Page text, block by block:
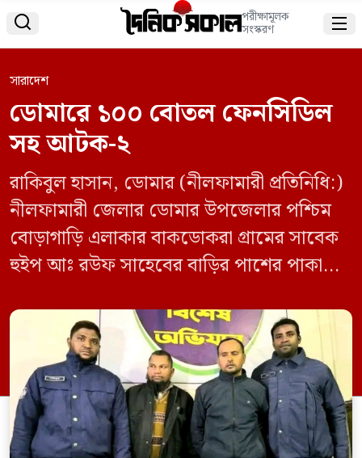
 পরীক্ষামূলক
সংস্করণ 
সারাদেশ
ডোমারে ১০০ বোতল ফেনসিডিল
সহ আটক-২
রাকিবুল হাসান, ডোমার (নীলফামারী প্রতিনিধি:)
নীলফামারী জেলার ডোমার উপজেলার পশ্চিম
বোড়াগাড়ি এলাকার বাকডোকরা গ্রামের সাবেক
হুইপ আঃ রউফ সাহেবের বাড়ির পাশের পাকা
৯ টা ৩০ মিনিটে ১০০ বোতল ফেন্সিডিল সহ
দুজনকে আটক করে ডোমার থানা পুলিশ।
আটকৃতরা হলেন, ডোমার উপজেলার ২ নং
কেতকীবাড়ী ইউনিয়নের দক্ষিণ কেতকীবাড়ী
(পাঠানপাড়া) এলাকার […]